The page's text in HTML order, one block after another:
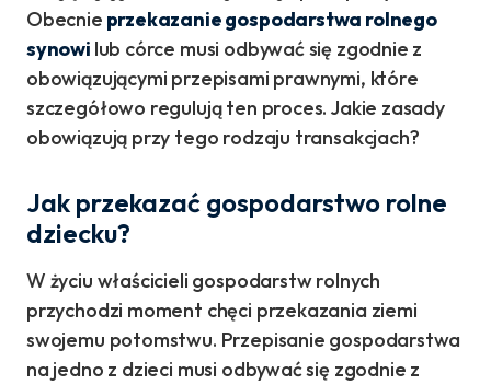
Obecnie przekazanie gospodarstwa rolnego
synowi lub córce musi odbywać się zgodnie z
obowiązującymi przepisami prawnymi, które
szczegółowo regulują ten proces. Jakie zasady
obowiązują przy tego rodzaju transakcjach?
Jak przekazać gospodarstwo rolne
dziecku?
W życiu właścicieli gospodarstw rolnych
przychodzi moment chęci przekazania ziemi
swojemu potomstwu. Przepisanie gospodarstwa
na jedno z dzieci musi odbywać się zgodnie z